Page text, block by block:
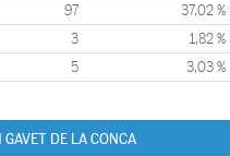
97 37,02 %
3 1,82 %
5 3,03 %
DE LA CONCA